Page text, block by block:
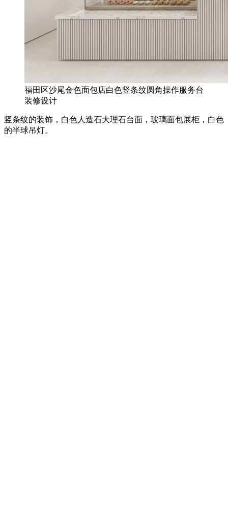
福田区沙尾金色面包店白色竖条纹圆角操作服务台
装修设计
竖条纹的装饰，白色人造石大理石台面，玻璃面包展柜，白色
的半球吊灯。